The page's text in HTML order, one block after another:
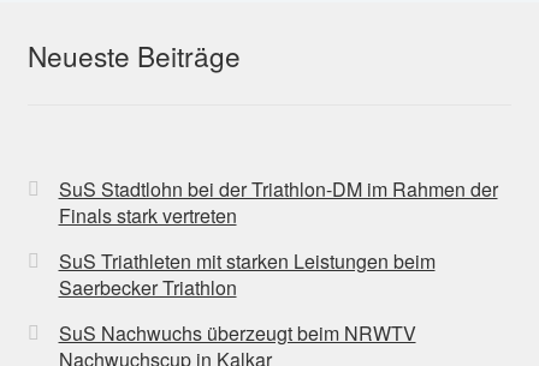
Neueste Beiträge
SuS Stadtlohn bei der Triathlon-DM im Rahmen der
Finals stark vertreten
SuS Triathleten mit starken Leistungen beim
Saerbecker Triathlon
SuS Nachwuchs überzeugt beim NRWTV
Nachwuchscup in Kalkar